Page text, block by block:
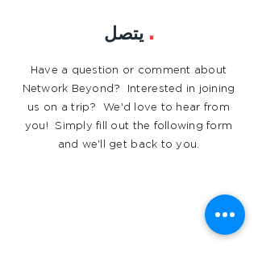
يتصل .
Have a question or comment about
Network Beyond? Interested in joining
us on a trip? We'd love to hear from
you! Simply fill out the following form
and we'll get back to you.